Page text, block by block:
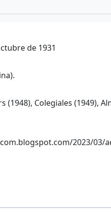
de 1931
(1948), Colegiales (1949),
2023/03/